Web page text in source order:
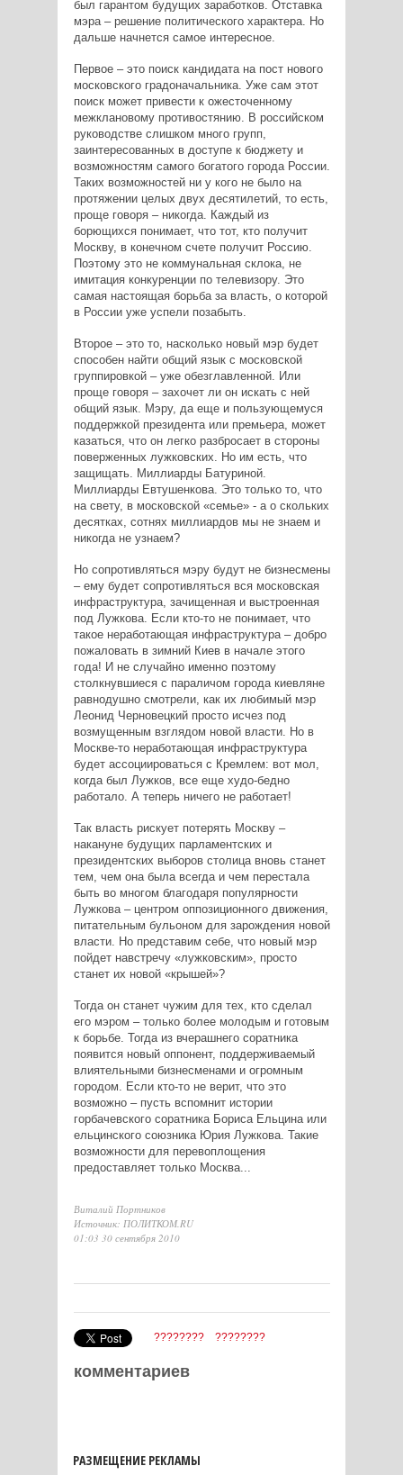
был гарантом будущих заработков. Отставка
мэра – решение политического характера. Но
дальше начнется самое интересное.
Первое – это поиск кандидата на пост нового
московского градоначальника. Уже сам этот
поиск может привести к ожесточенному
межклановому противостянию. В российском
руководстве слишком много групп,
заинтересованных в доступе к бюджету и
возможностям самого богатого города России.
Таких возможностей ни у кого не было на
протяжении целых двух десятилетий, то есть,
проще говоря – никогда. Каждый из
борющихся понимает, что тот, кто получит
Москву, в конечном счете получит Россию.
Поэтому это не коммунальная склока, не
имитация конкуренции по телевизору. Это
самая настоящая борьба за власть, о которой
в России уже успели позабыть.
Второе – это то, насколько новый мэр будет
способен найти общий язык с московской
группировкой – уже обезглавленной. Или
проще говоря – захочет ли он искать с ней
общий язык. Мэру, да еще и пользующемуся
поддержкой президента или премьера, может
казаться, что он легко разбросает в стороны
поверженных лужковских. Но им есть, что
защищать. Миллиарды Батуриной.
Миллиарды Евтушенкова. Это только то, что
на свету, в московской «семье» - а о скольких
десятках, сотнях миллиардов мы не знаем и
никогда не узнаем?
Но сопротивляться мэру будут не бизнесмены
– ему будет сопротивляться вся московская
инфраструктура, зачищенная и выстроенная
под Лужкова. Если кто-то не понимает, что
такое неработающая инфраструктура – добро
пожаловать в зимний Киев в начале этого
года! И не случайно именно поэтому
столкнувшиеся с параличом города киевляне
равнодушно смотрели, как их любимый мэр
Леонид Черновецкий просто исчез под
возмущенным взглядом новой власти. Но в
Москве-то неработающая инфраструктура
будет ассоциироваться с Кремлем: вот мол,
когда был Лужков, все еще худо-бедно
работало. А теперь ничего не работает!
Так власть рискует потерять Москву –
накануне будущих парламентских и
президентских выборов столица вновь станет
тем, чем она была всегда и чем перестала
быть во многом благодаря популярности
Лужкова – центром оппозиционного движения,
питательным бульоном для зарождения новой
власти. Но представим себе, что новый мэр
пойдет навстречу «лужковским», просто
станет их новой «крышей»?
Тогда он станет чужим для тех, кто сделал
его мэром – только более молодым и готовым
к борьбе. Тогда из вчерашнего соратника
появится новый оппонент, поддерживаемый
влиятельными бизнесменами и огромным
городом. Если кто-то не верит, что это
возможно – пусть вспомнит истории
горбачевского соратника Бориса Ельцина или
ельцинского союзника Юрия Лужкова. Такие
возможности для перевоплощения
предоставляет только Москва...
Виталий Портников
Источник: ПОЛИТКОМ.RU
01:03 30 сентября 2010
???????? ????????
комментариев
РАЗМЕЩЕНИЕ РЕКЛАМЫ